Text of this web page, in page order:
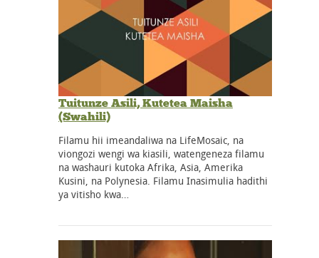
Tuitunze Asili, Kutetea Maisha
(Swahili)
Filamu hii imeandaliwa na LifeMosaic, na
viongozi wengi wa kiasili, watengeneza filamu
na washauri kutoka Afrika, Asia, Amerika
Kusini, na Polynesia. Filamu Inasimulia hadithi
ya vitisho kwa…